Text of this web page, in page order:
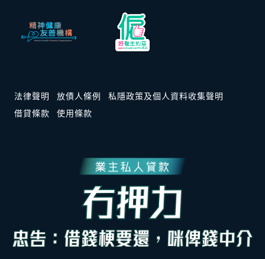
法律聲明 放債人條例
私隱政策及個人資料收集聲明
借貸條款
使用條款